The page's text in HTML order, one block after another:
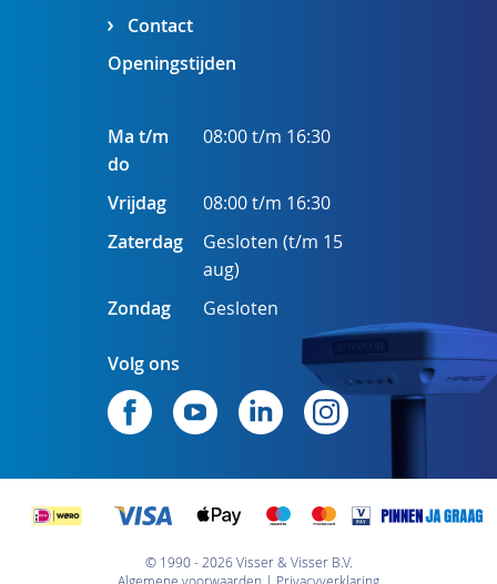
Contact
Openingstijden
Ma t/m
do
08:00 t/m 16:30
Vrijdag
08:00 t/m 16:30
Zaterdag
Gesloten (t/m 15
aug)
Zondag
Gesloten
Volg ons
© 1990 - 2026 Visser & Visser B.V.